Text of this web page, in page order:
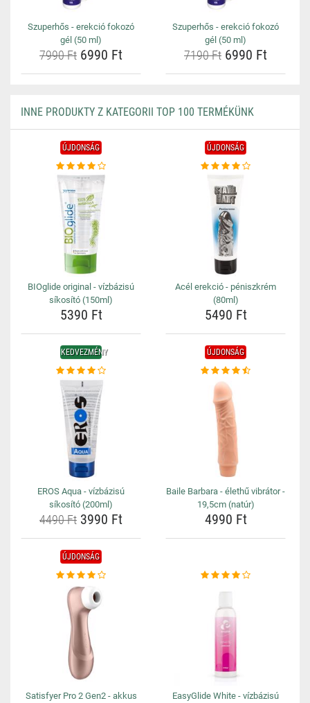
Szuperhős - erekció fokozó
gél (50 ml)
7990 Ft 6990 Ft
Szuperhős - erekció fokozó
gél (50 ml)
7190 Ft 6990 Ft
INNE PRODUKTY Z KATEGORII TOP 100 TERMÉKÜNK
ÚJDONSÁG
BIOglide original - vízbázisú
síkosító (150ml)
5390 Ft
ÚJDONSÁG
Acél erekció - péniszkrém
(80ml)
5490 Ft
KEDVEZMÉNY
EROS Aqua - vízbázisú
síkosító (200ml)
4490 Ft 3990 Ft
ÚJDONSÁG
Baile Barbara - élethű vibrátor -
19,5cm (natúr)
4990 Ft
ÚJDONSÁG
Satisfyer Pro 2 Gen2 - akkus
EasyGlide White - vízbázisú